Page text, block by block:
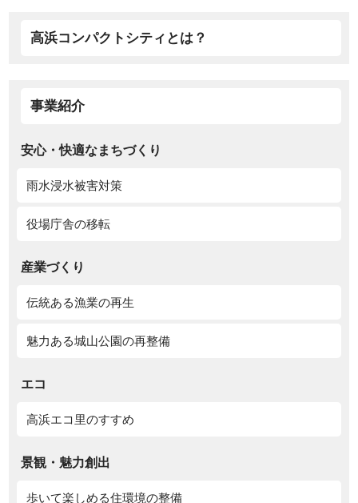
高浜コンパクトシティとは？
事業紹介
安心・快適なまちづくり
雨水浸水被害対策
役場庁舎の移転
産業づくり
伝統ある漁業の再生
魅力ある城山公園の再整備
エコ
高浜エコ里のすすめ
景観・魅力創出
歩いて楽しめる住環境の整備